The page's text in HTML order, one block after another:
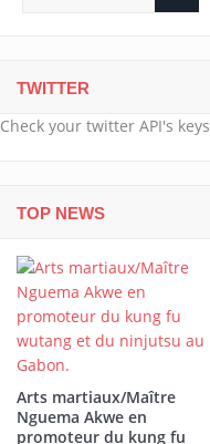
TWITTER
Check your twitter API's keys
TOP NEWS
Arts martiaux/Maître
Nguema Akwe en
promoteur du kung fu